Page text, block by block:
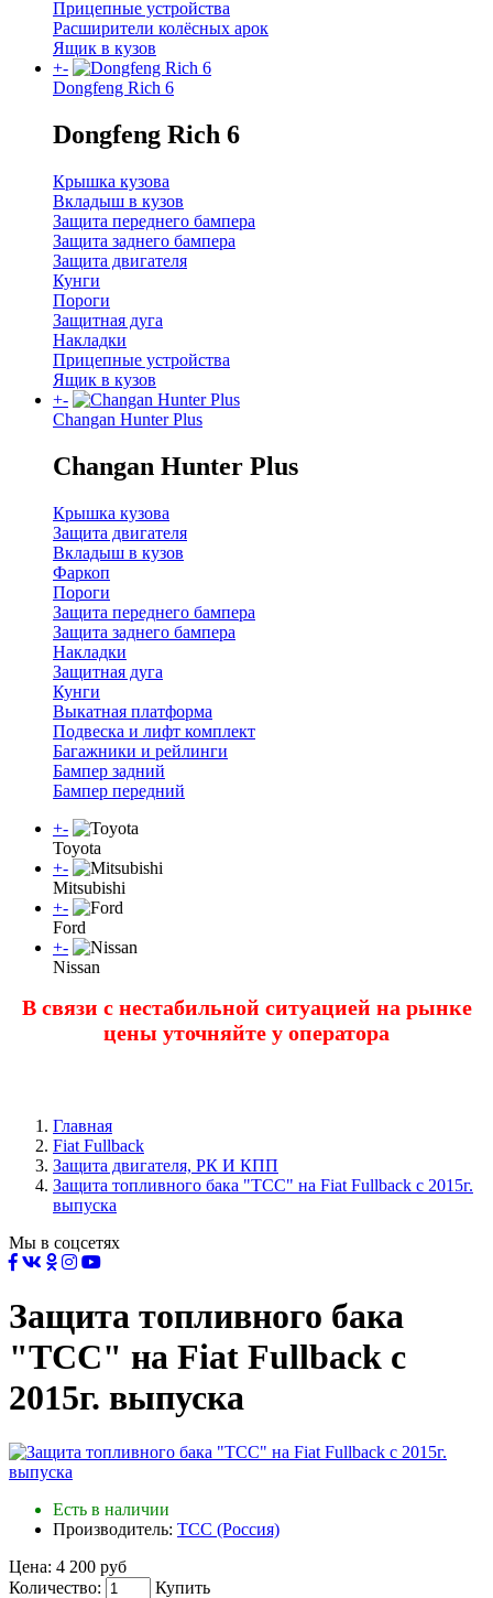
Прицепные устройства
Расширители колёсных арок
Ящик в кузов
+-
Dongfeng Rich 6
Dongfeng Rich 6
Крышка кузова
Вкладыш в кузов
Защита переднего бампера
Защита заднего бампера
Защита двигателя
Кунги
Пороги
Защитная дуга
Накладки
Прицепные устройства
Ящик в кузов
+-
Changan Hunter Plus
Changan Hunter Plus
Крышка кузова
Защита двигателя
Вкладыш в кузов
Фаркоп
Пороги
Защита переднего бампера
Защита заднего бампера
Накладки
Защитная дуга
Кунги
Выкатная платформа
Подвеска и лифт комплект
Багажники и рейлинги
Бампер задний
Бампер передний
+-
Toyota
+-
Mitsubishi
+-
Ford
+-
Nissan
В связи с нестабильной ситуацией на рынке
цены уточняйте у оператора
Главная
Fiat Fullback
Защита двигателя, РК И КПП
Защита топливного бака "TCC" на Fiat Fullback с 2015г.
выпуска
Мы в соцсетях
Защита топливного бака
"TCC" на Fiat Fullback с
2015г. выпуска
Есть в наличии
Производитель: ТСС (Россия)
Цена: 4 200 руб
Количество:
Купить